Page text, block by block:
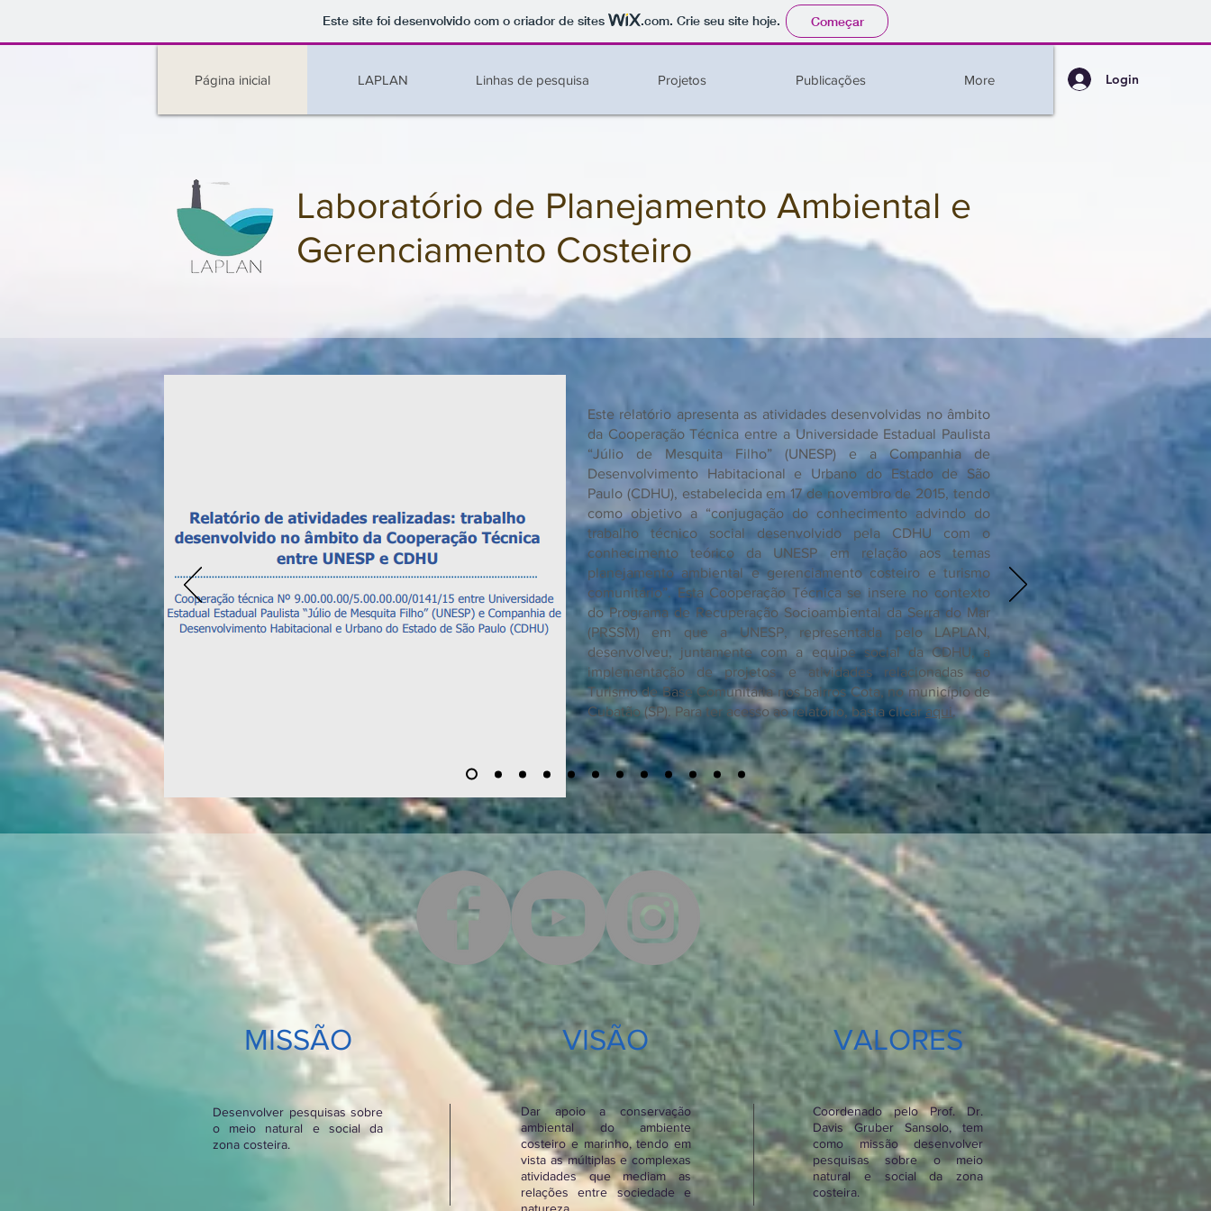
Este site foi desenvolvido com o criador de sites .com. Crie seu site hoje. Começar
Página inicial LAPLAN Linhas de pesquisa Projetos Publicações More
Laboratório de Planejamento Ambiental e
Gerenciamento Costeiro
Login
Este relatório apresenta as atividades desenvolvidas no âmbito
da Cooperação Técnica entre a Universidade Estadual Paulista
“Júlio de Mesquita Filho” (UNESP) e a Companhia de
Desenvolvimento Habitacional e Urbano do Estado de São
Paulo (CDHU), estabelecida em 17 de novembro de 2015, tendo
como objetivo a “conjugação do conhecimento advindo do
trabalho técnico social desenvolvido pela CDHU com o
conhecimento teórico da UNESP em relação aos temas
planejamento ambiental e gerenciamento costeiro e turismo
comunitário”. Esta Cooperação Técnica se insere no contexto
do Programa de Recuperação Socioambiental da Serra do Mar
(PRSSM) em que a UNESP, representada pelo LAPLAN,
desenvolveu, juntamente com a equipe social da CDHU, a
implementação de projetos e atividades relacionadas ao
Turismo de Base Comunitária nos bairros Cota, no município de
Cubatão (SP). Para ter acesso ao relatório, basta clicaraqui.
MISSÃO VISÃO VALORES
Desenvolver pesquisas sobre
o meio natural e social da
zona costeira.
Dar apoio a conservação
ambiental do ambiente
costeiro e marinho, tendo em
vista as múltiplas e complexas
atividades que mediam as
relações entre sociedade e
Coordenado pelo Prof. Dr.
Davis Gruber Sansolo, tem
como missão desenvolver
pesquisas sobre o meio
natural e social da zona
costeira.